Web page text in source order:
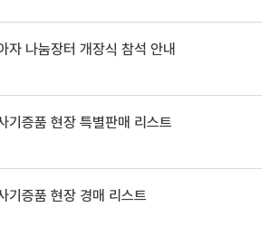
나눔장터 개장식 참석 안내
증품 현장 특별판매 리스트
증품 현장 경매 리스트